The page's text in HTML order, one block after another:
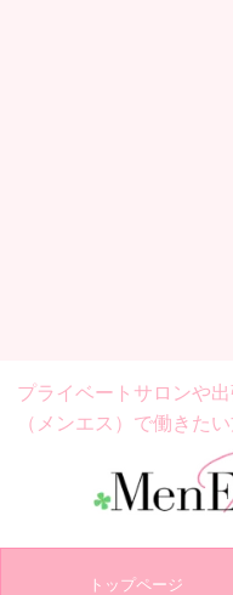
プライベートサロンや
（メンエス）で働きた
トップページ